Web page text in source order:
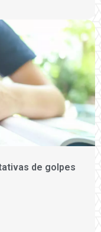
de golpes